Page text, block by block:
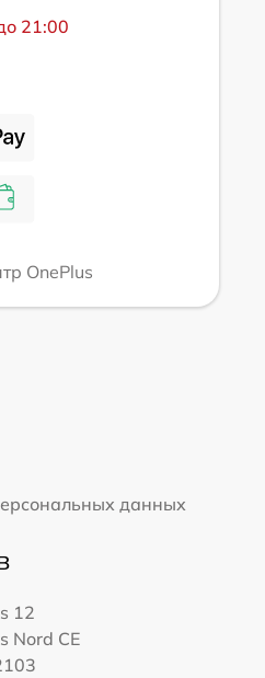
21:00
OnePlus
данных
12
Nord CE